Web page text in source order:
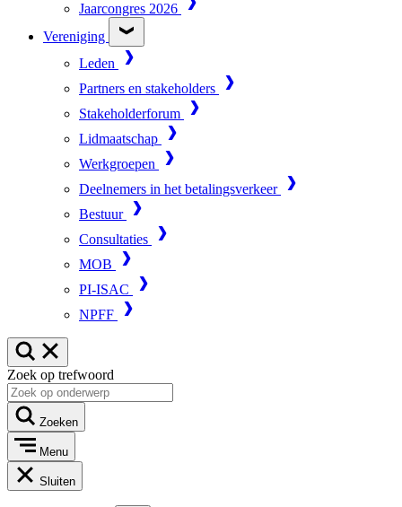
Jaarcongres 2026
Vereniging
Leden
Partners en stakeholders
Stakeholderforum
Lidmaatschap
Werkgroepen
Deelnemers in het betalingsverkeer
Bestuur
Consultaties
MOB
PI-ISAC
NPFF
Zoek op trefwoord
Zoeken
Menu
Sluiten